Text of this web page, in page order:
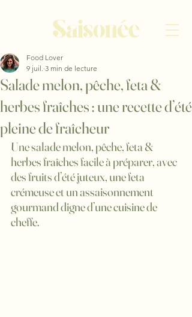
Salade melon, pêche, feta &
herbes fraîches : une recette d’été
pleine de fraîcheur
Food Lover
9 juil. 3 min de lecture
Une salade melon, pêche, feta &
herbes fraîches facile à préparer, avec
des fruits d’été juteux, une feta
crémeuse et un assaisonnement
gourmand digne d’une cuisine de
cheffe.